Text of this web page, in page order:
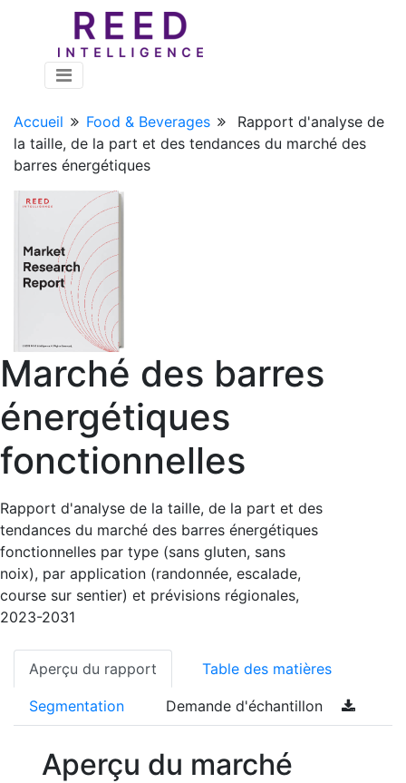
Accueil Food & Beverages
Rapport d'analyse de
la taille, de la part et des tendances du marché des
barres énergétiques
Marché des barres
énergétiques
fonctionnelles
Rapport d'analyse de la taille, de la part et des
tendances du marché des barres énergétiques
fonctionnelles par type (sans gluten, sans
noix), par application (randonnée, escalade,
course sur sentier) et prévisions régionales,
2023-2031
Aperçu du rapport Table des matières
Segmentation Demande d'échantillon
Aperçu du marché